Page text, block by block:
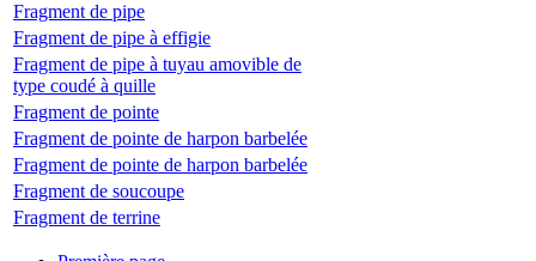
Fragment de pipe
Fragment de pipe à effigie
Fragment de pipe à tuyau amovible de
type coudé à quille
Fragment de pointe
Fragment de pointe de harpon barbelée
Fragment de pointe de harpon barbelée
Fragment de soucoupe
Fragment de terrine